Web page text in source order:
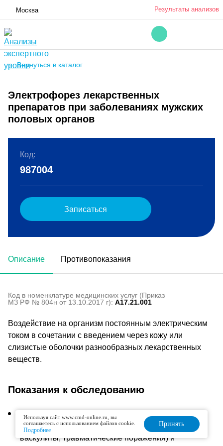
Москва Результаты анализов
← Вернуться в каталог
Электрофорез лекарственных
препаратов при заболеваниях мужских
половых органов
Описание Противопоказания
Код в номенклатуре медицинских услуг (Приказ
МЗ РФ № 804н от 13.10.2017 г): A17.21.001
Воздействие на организм постоянным электрическим
током в сочетании с введением через кожу или
слизистые оболочки разнообразных лекарственных
веществ.
Показания к обследованию
При заболеваниях периферической нервной
системы (радикулит, фуникулит, плексит, невриты,
васкулиты, травматические поражения) и
Код:
987004
Записаться
Используя сайт www.cmd-online.ru, вы
соглашаетесь с использованием файлов cookie.
Подробнее
Принять